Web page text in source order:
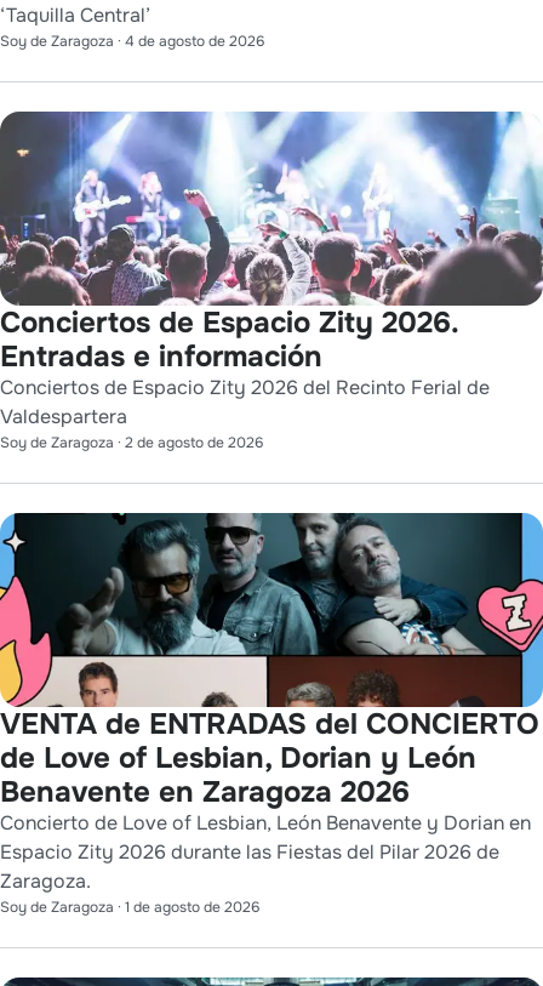
‘Taquilla Central’
Soy de Zaragoza · 4 de agosto de 2026
Conciertos de Espacio Zity 2026.
Entradas e información
Conciertos de Espacio Zity 2026 del Recinto Ferial de
Valdespartera
Soy de Zaragoza · 2 de agosto de 2026
VENTA de ENTRADAS del CONCIERTO
de Love of Lesbian, Dorian y León
Benavente en Zaragoza 2026
Concierto de Love of Lesbian, León Benavente y Dorian en
Espacio Zity 2026 durante las Fiestas del Pilar 2026 de
Zaragoza.
Soy de Zaragoza · 1 de agosto de 2026